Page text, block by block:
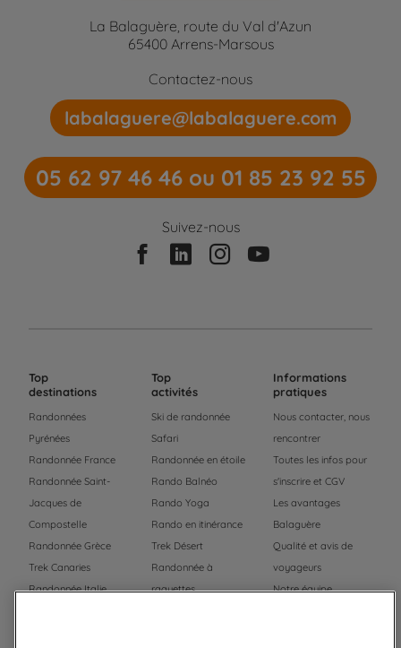
La Balaguère, route du Val d'Azun
65400 Arrens-Marsous
Contactez-nous
labalaguere@labalaguere.com
05 62 97 46 46 ou 01 85 23 92 55
Suivez-nous
Top
destinations
Randonnées
Pyrénées
Randonnée France
Randonnée Saint-
Jacques de
Compostelle
Randonnée Grèce
Trek Canaries
Randonnée Italie
Top
activités
Ski de randonnée
Safari
Randonnée en étoile
Rando Balnéo
Rando Yoga
Rando en itinérance
Trek Désert
Randonnée à
raquettes
Informations
pratiques
Nous contacter, nous
rencontrer
Toutes les infos pour
s'inscrire et CGV
Les avantages
Balaguère
Qualité et avis de
voyageurs
Notre équipe